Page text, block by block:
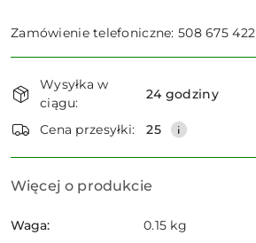
Zamówienie telefoniczne: 508 675 422
i
dostawa
Wysyłka w
ciągu:
24 godziny
Cena przesyłki: 25
Więcej o produkcie
Waga: 0.15 kg